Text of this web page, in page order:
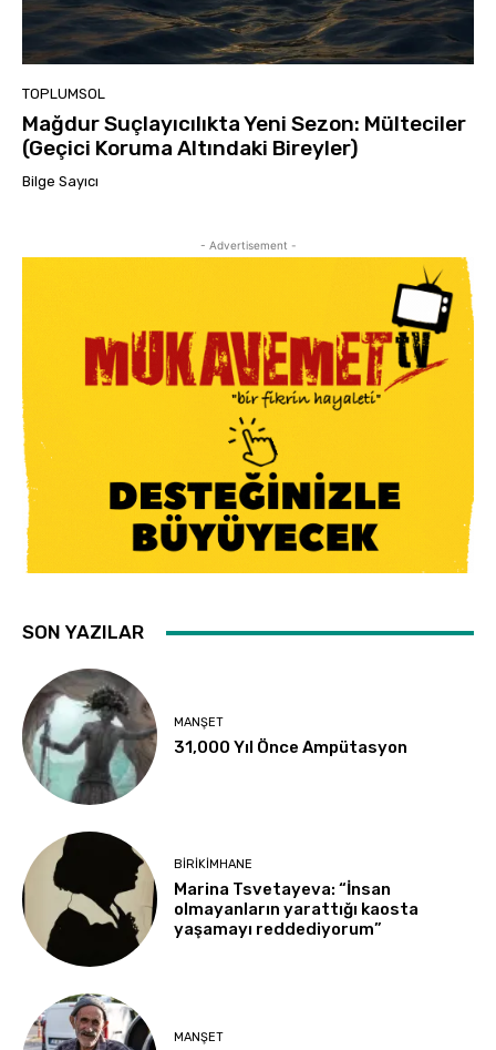
TOPLUMSOL
Mağdur Suçlayıcılıkta Yeni Sezon: Mülteciler
(Geçici Koruma Altındaki Bireyler)
Bilge Sayıcı
- Advertisement -
SON YAZILAR
MANŞET
31,000 Yıl Önce Ampütasyon
BIRIKIMHANE
Marina Tsvetayeva: “İnsan
olmayanların yarattığı kaosta
yaşamayı reddediyorum”
MANŞET